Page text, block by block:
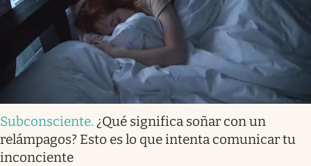
Subconsciente. ¿Qué significa soñar con un
relámpagos? Esto es lo que intenta comunicar tu
inconciente